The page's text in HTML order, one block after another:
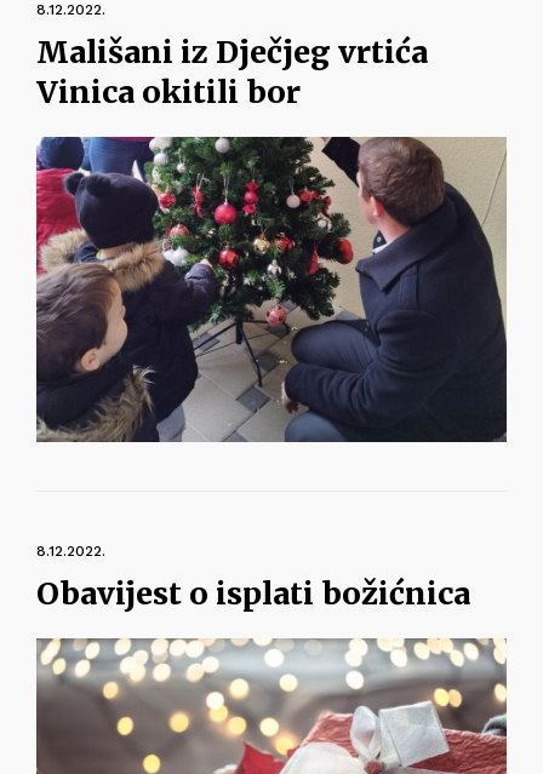
8.12.2022.
Mališani iz Dječjeg vrtića
Vinica okitili bor
8.12.2022.
Obavijest o isplati božićnica